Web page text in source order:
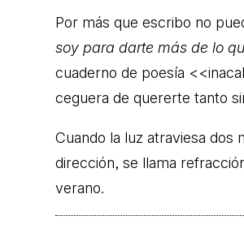
Por más que escribo no
soy para darte más de lo
cuaderno de poesía
ceguera de quererte tanto
Cuando la luz atraviesa dos
dirección, se llama
verano.